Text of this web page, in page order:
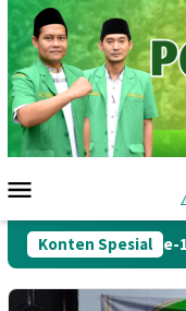
Loncat
ke
konten
Mobile
Konten Spesial
Muskercab Ke-1, PC